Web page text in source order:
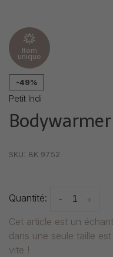
Item
unique
-49%
Petit Indi
SKU: BK.97.52
Quantité: +
-
Cet article est un
dans une seule taille
vite !